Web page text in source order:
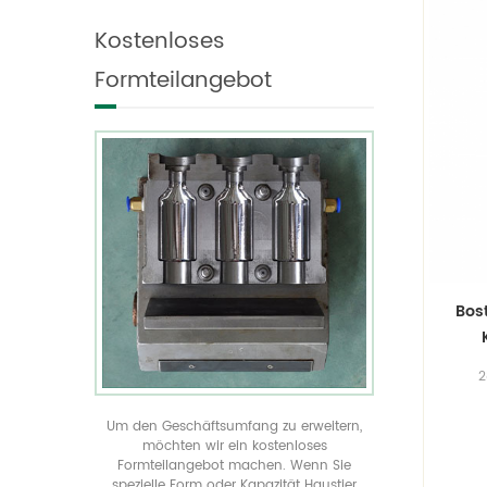
produzieren es.
allen Größen anzeigen
einzigartige
unser kostenloses
Spritzgussangebot
Kostenloses
Formteilangebot
Um den Geschäftsumfang zu erweitern,
möchten wir ein kostenloses
Formteilangebot machen. Wenn Sie